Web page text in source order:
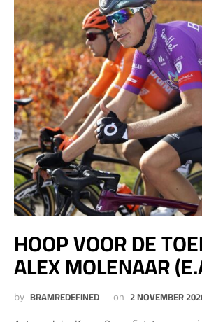
HOOP VOOR DE
ALEX MOLENAAR
by BRAMREDEFINED on 2 NOVEMBER